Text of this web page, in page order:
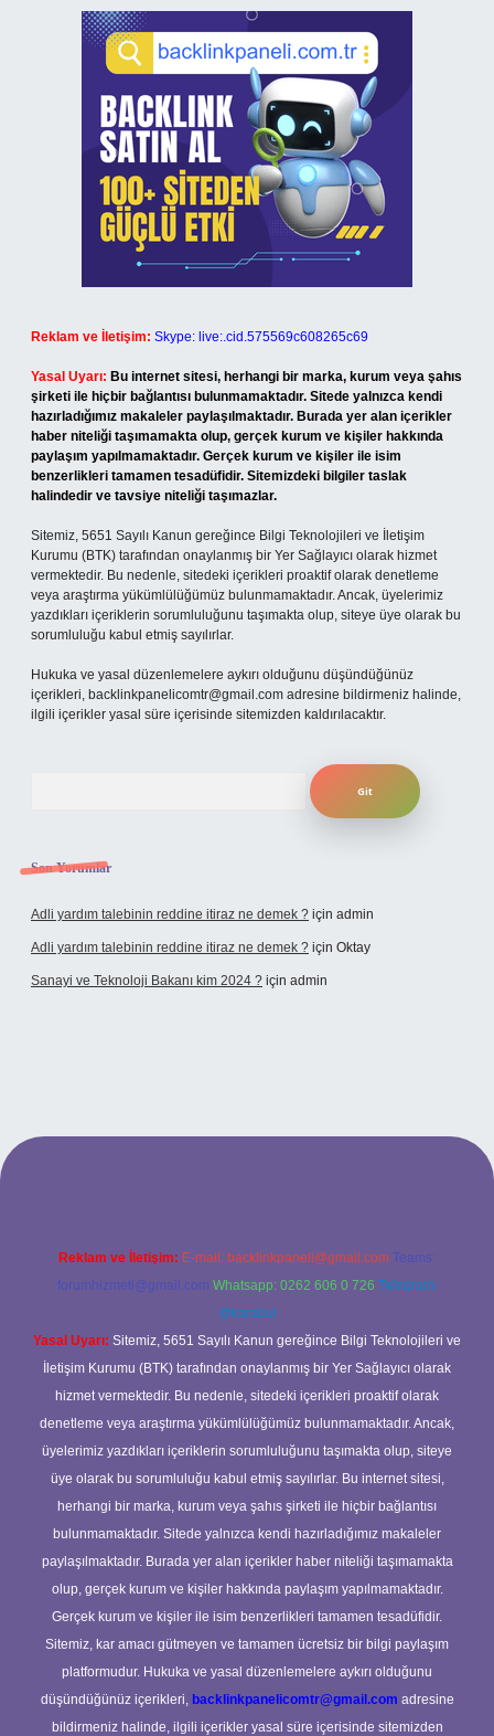
Reklam ve İletişim: Skype: live:.cid.575569c608265c69
Yasal Uyarı: Bu internet sitesi, herhangi bir marka, kurum veya şahıs
şirketi ile hiçbir bağlantısı bulunmamaktadır. Sitede yalnızca kendi
hazırladığımız makaleler paylaşılmaktadır. Burada yer alan içerikler
haber niteliği taşımamakta olup, gerçek kurum ve kişiler hakkında
paylaşım yapılmamaktadır. Gerçek kurum ve kişiler ile isim
benzerlikleri tamamen tesadüfidir. Sitemizdeki bilgiler taslak
halindedir ve tavsiye niteliği taşımazlar.
Sitemiz, 5651 Sayılı Kanun gereğince Bilgi Teknolojileri ve İletişim
Kurumu (BTK) tarafından onaylanmış bir Yer Sağlayıcı olarak hizmet
vermektedir. Bu nedenle, sitedeki içerikleri proaktif olarak denetleme
veya araştırma yükümlülüğümüz bulunmamaktadır. Ancak, üyelerimiz
yazdıkları içeriklerin sorumluluğunu taşımakta olup, siteye üye olarak bu
sorumluluğu kabul etmiş sayılırlar.
Hukuka ve yasal düzenlemelere aykırı olduğunu düşündüğünüz
içerikleri, backlinkpanelicomtr@gmail.com adresine bildirmeniz halinde,
ilgili içerikler yasal süre içerisinde sitemizden kaldırılacaktır.
Son Yorumlar
Adli yardım talebinin reddine itiraz ne demek ? için admin
Adli yardım talebinin reddine itiraz ne demek ? için Oktay
Sanayi ve Teknoloji Bakanı kim 2024 ? için admin
giriş
Reklam ve İletişim: E-mail: backlinkpaneli@gmail.com Teams:
forumhizmeti@gmail.com Whatsapp: 0262 606 0 726 Telegram:
@karabul
Yasal Uyarı: Sitemiz, 5651 Sayılı Kanun gereğince Bilgi Teknolojileri ve
İletişim Kurumu (BTK) tarafından onaylanmış bir Yer Sağlayıcı olarak
hizmet vermektedir. Bu nedenle, sitedeki içerikleri proaktif olarak
denetleme veya araştırma yükümlülüğümüz bulunmamaktadır. Ancak,
üyelerimiz yazdıkları içeriklerin sorumluluğunu taşımakta olup, siteye
üye olarak bu sorumluluğu kabul etmiş sayılırlar. Bu internet sitesi,
herhangi bir marka, kurum veya şahıs şirketi ile hiçbir bağlantısı
bulunmamaktadır. Sitede yalnızca kendi hazırladığımız makaleler
paylaşılmaktadır. Burada yer alan içerikler haber niteliği taşımamakta
olup, gerçek kurum ve kişiler hakkında paylaşım yapılmamaktadır.
Gerçek kurum ve kişiler ile isim benzerlikleri tamamen tesadüfidir.
Sitemiz, kar amacı gütmeyen ve tamamen ücretsiz bir bilgi paylaşım
platformudur. Hukuka ve yasal düzenlemelere aykırı olduğunu
düşündüğünüz içerikleri, backlinkpanelicomtr@gmail.com adresine
bildirmeniz halinde, ilgili içerikler yasal süre içerisinde sitemizden